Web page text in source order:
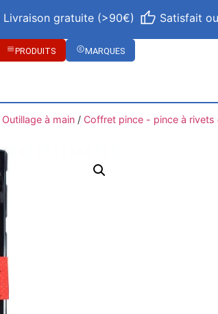
Livraison gratuite (>90€) Satisfait
PRODUITS MARQUES
Outillage à main/ Coffret pince - pince à rivets